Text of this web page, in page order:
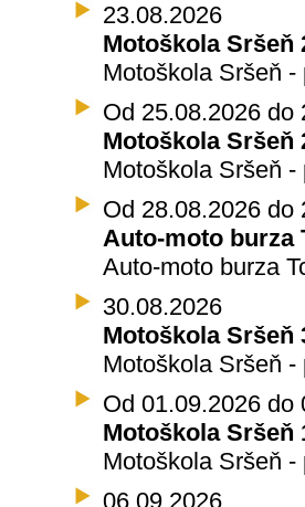
23.08.2026
Motoškola Sršeň
Motoškola Sršeň
Od 25.08.2026 do
Motoškola Sršeň
Motoškola Sršeň
Od 28.08.2026 do
Auto-moto burza
Auto-moto burza
30.08.2026
Motoškola Sršeň
Motoškola Sršeň
Od 01.09.2026 do
Motoškola Sršeň
Motoškola Sršeň
06.09.2026